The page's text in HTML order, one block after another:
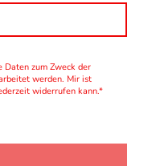
Daten zum Zweck der
werden. Mir ist
widerrufen kann.*